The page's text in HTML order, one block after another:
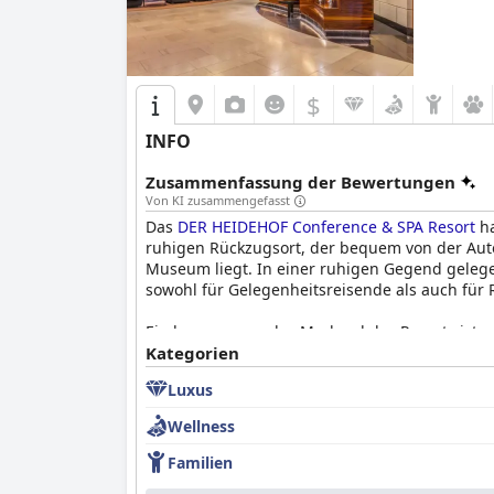
modernen Annehmlichkeiten werden durch
Ladestationen für Elektrofahrzeuge ergänzt,
Familien finden das Hotel besonders
Atmosphäre des Hotels ist einladend und
Insgesamt zeichnet sich das
Geschäftsreisende macht.
$
INFO
Zusammenfassung der Bewertungen
Von KI zusammengefasst
Das DER HEIDEHOF Conference & SPA Resort
ruhigen Rückzugsort, der bequem von der
Museum liegt. In einer ruhigen Gegend
sowohl für Gelegenheitsreisende als auch für
Ein herausragendes Merkmal des Resorts ist
Frühstücksbuffet. Von köstlichen
freundlichen Service.
Das kulinarische Erlebnis im DER
die köstlichen Speisen und das angenehme
gelegentlicher Pannen im Service und
Kategorien
Luxus
Wellness
Familien